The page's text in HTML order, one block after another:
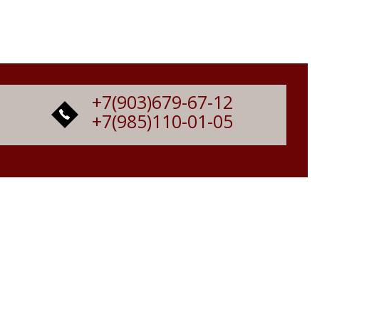
+7(903)679-67-12
+7(985)110-01-05